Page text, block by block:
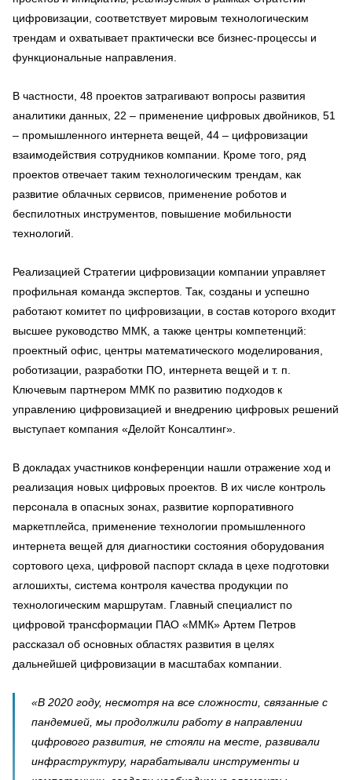
цифровизации, соответствует мировым технологическим
трендам и охватывает практически все бизнес-процессы и
функциональные направления.
В частности, 48 проектов затрагивают вопросы развития
аналитики данных, 22 – применение цифровых двойников, 51
– промышленного интернета вещей, 44 – цифровизации
взаимодействия сотрудников компании. Кроме того, ряд
проектов отвечает таким технологическим трендам, как
развитие облачных сервисов, применение роботов и
беспилотных инструментов, повышение мобильности
технологий.
Реализацией Стратегии цифровизации компании управляет
профильная команда экспертов. Так, созданы и успешно
работают комитет по цифровизации, в состав которого входит
высшее руководство ММК, а также центры компетенций:
проектный офис, центры математического моделирования,
роботизации, разработки ПО, интернета вещей и т. п.
Ключевым партнером ММК по развитию подходов к
управлению цифровизацией и внедрению цифровых решений
выступает компания «Делойт Консалтинг».
В докладах участников конференции нашли отражение ход и
реализация новых цифровых проектов. В их числе контроль
персонала в опасных зонах, развитие корпоративного
маркетплейса, применение технологии промышленного
интернета вещей для диагностики состояния оборудования
сортового цеха, цифровой паспорт склада в цехе подготовки
аглошихты, система контроля качества продукции по
технологическим маршрутам. Главный специалист по
цифровой трансформации ПАО «ММК» Артем Петров
рассказал об основных областях развития в целях
дальнейшей цифровизации в масштабах компании.
«В 2020 году, несмотря на все сложности, связанные с
пандемией, мы продолжили работу в направлении
цифрового развития, не стояли на месте, развивали
инфраструктуру, нарабатывали инструменты и